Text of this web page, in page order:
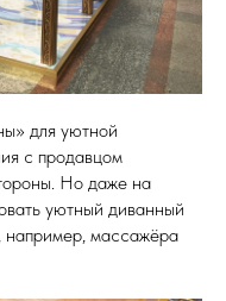
для уютной
с продавцом
Но даже на
уютный диванный
например, массажёра